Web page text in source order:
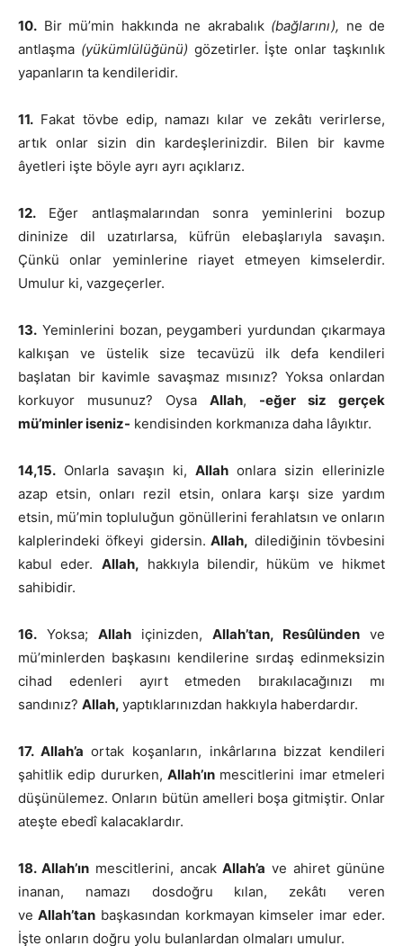
10. Bir mü’min hakkında ne akrabalık(bağlarını), ne de
antlaşma (yükümlülüğünü) gözetirler. İşte onlar taşkınlık
yapanların ta kendileridir.
11. Fakat tövbe edip, namazı kılar ve zekâtı verirlerse,
artık onlar sizin din kardeşlerinizdir. Bilen bir kavme
âyetleri işte böyle ayrı ayrı açıklarız.
12. Eğer antlaşmalarından sonra yeminlerini bozup
dininize dil uzatırlarsa, küfrün elebaşlarıyla savaşın.
Çünkü onlar yeminlerine riayet etmeyen kimselerdir.
Umulur ki, vazgeçerler.
13. Yeminlerini bozan, peygamberi yurdundan çıkarmaya
kalkışan ve üstelik size tecavüzü ilk defa kendileri
başlatan bir kavimle savaşmaz mısınız? Yoksa onlardan
korkuyor musunuz? Oysa Allah, -eğer siz gerçek
mü’minler iseniz- kendisinden korkmanıza daha lâyıktır.
14,15. Onlarla savaşın ki, Allah onlara sizin ellerinizle
azap etsin, onları rezil etsin, onlara karşı size yardım
etsin, mü’min topluluğun gönüllerini ferahlatsın ve onların
kalplerindeki öfkeyi gidersin. Allah, dilediğinin tövbesini
kabul eder. Allah, hakkıyla bilendir, hüküm ve hikmet
sahibidir.
16. Yoksa; Allah içinizden, Allah’tan, Resûlünden ve
mü’minlerden başkasını kendilerine sırdaş edinmeksizin
cihad edenleri ayırt etmeden bırakılacağınızı mı
sandınız? Allah, yaptıklarınızdan hakkıyla haberdardır.
17. Allah’a ortak koşanların, inkârlarına bizzat kendileri
şahitlik edip dururken, Allah’ın mescitlerini imar etmeleri
düşünülemez. Onların bütün amelleri boşa gitmiştir. Onlar
ateşte ebedî kalacaklardır.
18. Allah’ınmescitlerini, ancakAllah’a ve ahiret gününe
inanan, namazı dosdoğru kılan, zekâtı veren
ve Allah’tanbaşkasından korkmayan kimseler imar eder.
İşte onların doğru yolu bulanlardan olmaları umulur.